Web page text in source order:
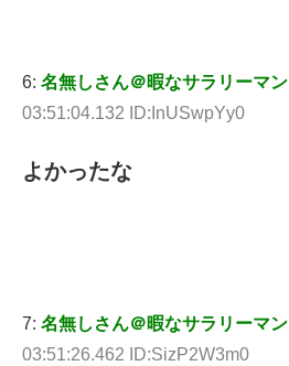
6: 名無しさん＠暇なサラリーマン
03:51:04.132 ID:InUSwpYy0
よかったな
7: 名無しさん＠暇なサラリーマン
03:51:26.462 ID:SizP2W3m0